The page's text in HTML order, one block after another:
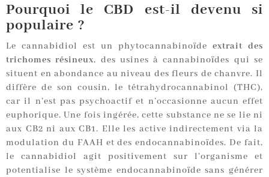
Pourquoi le CBD est-il devenu si
populaire ?
Le cannabidiol est un phytocannabinoïde extrait des
trichomes résineux, des usines à cannabinoïdes qui se
situent en abondance au niveau des fleurs de chanvre. Il
diffère de son cousin, le tétrahydrocannabinol (THC),
car il n’est pas psychoactif et n’occasionne aucun effet
euphorique. Une fois ingérée, cette substance ne se lie ni
aux CB2 ni aux CB1. Elle les active indirectement via la
modulation du FAAH et des endocannabinoïdes. De fait,
le cannabidiol agit positivement sur l’organisme et
potentialise le système endocannabinoïde sans générer